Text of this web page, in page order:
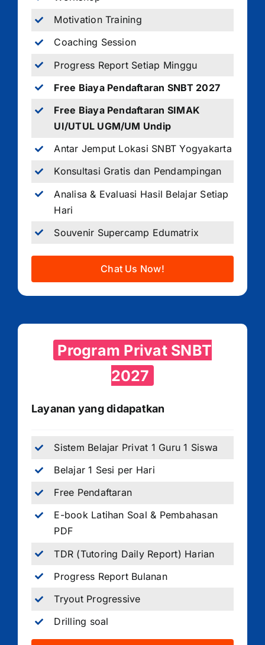
Motivation Training
Coaching Session
Progress Report Setiap Minggu
Free Biaya Pendaftaran SNBT 2027
Free Biaya Pendaftaran SIMAK
UI/UTUL UGM/UM Undip
Antar Jemput Lokasi SNBT Yogyakarta
Konsultasi Gratis dan Pendampingan
Analisa & Evaluasi Hasil Belajar Setiap
Hari
Souvenir Supercamp Edumatrix
Chat Us Now!
Program Privat SNBT
2027
Layanan yang didapatkan
Sistem Belajar Privat 1 Guru 1 Siswa
Belajar 1 Sesi per Hari
Free Pendaftaran
E-book Latihan Soal & Pembahasan
PDF
TDR (Tutoring Daily Report) Harian
Progress Report Bulanan
Tryout Progressive
Drilling soal